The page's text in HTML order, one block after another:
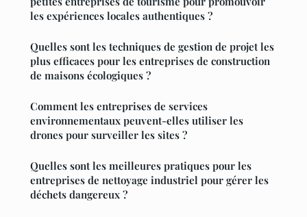
les expériences locales authentiques ?
Quelles sont les techniques de gestion de projet les
plus efficaces pour les entreprises de construction
de maisons écologiques ?
Comment les entreprises de services
environnementaux peuvent-elles utiliser les
drones pour surveiller les sites ?
Quelles sont les meilleures pratiques pour les
entreprises de nettoyage industriel pour gérer les
déchets dangereux ?